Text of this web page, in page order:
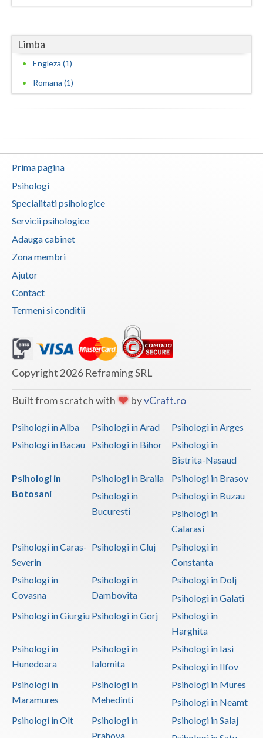
Limba
Engleza (1)
Romana (1)
Prima pagina
Psihologi
Specialitati psihologice
Servicii psihologice
Adauga cabinet
Zona membri
Ajutor
Contact
Termeni si conditii
Copyright 2026 Reframing SRL
Built from scratch with byvCraft.ro
Psihologi in Alba Psihologi in Arad
Psihologi in Arges
Psihologi in Bacau
Psihologi in Bihor
Psihologi in
Bistrita-Nasaud
Psihologi in
Botosani
Psihologi in Braila
Psihologi in Brasov
Psihologi in
Bucuresti
Psihologi in Buzau
Psihologi in
Calarasi
Psihologi in Caras-
Severin
Psihologi in Cluj
Psihologi in
Constanta
Psihologi in
Covasna
Psihologi in
Dambovita
Psihologi in Dolj
Psihologi in Galati
Psihologi in Giurgiu Psihologi in Gorj
Psihologi in
Harghita
Psihologi in
Hunedoara
Psihologi in
Ialomita
Psihologi in Iasi
Psihologi in Ilfov
Psihologi in
Maramures
Psihologi in
Mehedinti
Psihologi in Mures
Psihologi in Neamt
Psihologi in Olt
Psihologi in
Prahova
Psihologi in Salaj